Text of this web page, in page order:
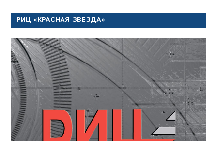
РИЦ «КРАСНАЯ ЗВЕЗДА»